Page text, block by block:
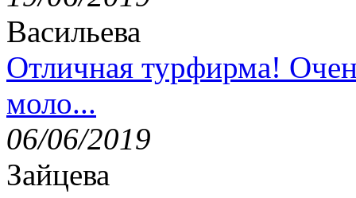
Васильева
Отличная турфирма!
моло...
06/06/2019
Зайцева